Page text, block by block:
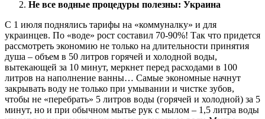
Не все водные процедуры полезны: Украина
С 1 июля поднялись тарифы на «коммуналку» и для
украинцев. По «воде» рост составил 70-90%! Так что придется
рассмотреть экономию не только на длительности принятия
душа – объем в 50 литров горячей и холодной воды,
вытекающей за 10 минут, меркнет перед расходами в 100
литров на наполнение ванны… Самые экономные начнут
закрывать воду не только при умывании и чистке зубов,
чтобы не «перебрать» 5 литров воды (горячей и холодной) за 5
минут, но и при обычном мытье рук с мылом – 1,5 литра воды